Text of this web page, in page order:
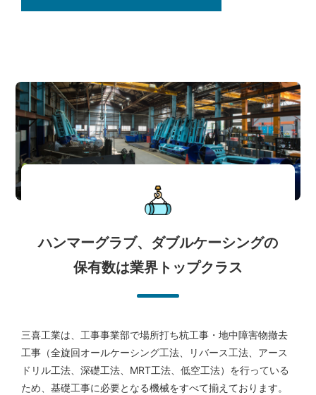
ハンマーグラブ、ダブルケーシングの
保有数は業界トップクラス
三喜工業は、工事事業部で場所打ち杭工事・地中障害物撤去
工事（全旋回オールケーシング工法、リバース工法、アース
ドリル工法、深礎工法、MRT工法、低空工法）を行っている
ため、基礎工事に必要となる機械をすべて揃えております。